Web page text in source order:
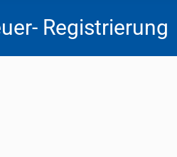
Registrierung